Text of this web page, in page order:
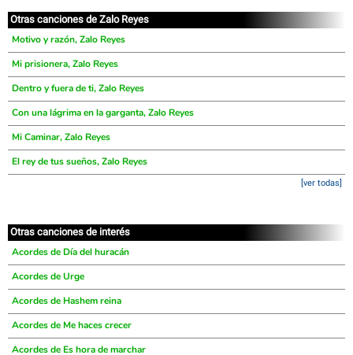
Otras canciones de Zalo Reyes
Motivo y razón, Zalo Reyes
Mi prisionera, Zalo Reyes
Dentro y fuera de ti, Zalo Reyes
Con una lágrima en la garganta, Zalo Reyes
Mi Caminar, Zalo Reyes
El rey de tus sueños, Zalo Reyes
[ver todas]
Otras canciones de interés
Acordes de Día del huracán
Acordes de Urge
Acordes de Hashem reina
Acordes de Me haces crecer
Acordes de Es hora de marchar